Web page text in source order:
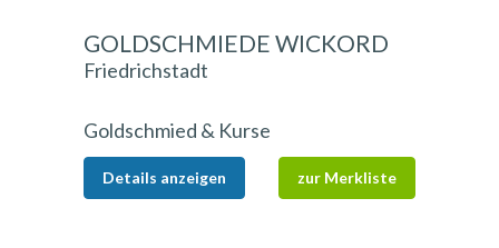
GOLDSCHMIEDE WICKORD
Friedrichstadt
Goldschmied & Kurse
Details anzeigen zur Merkliste